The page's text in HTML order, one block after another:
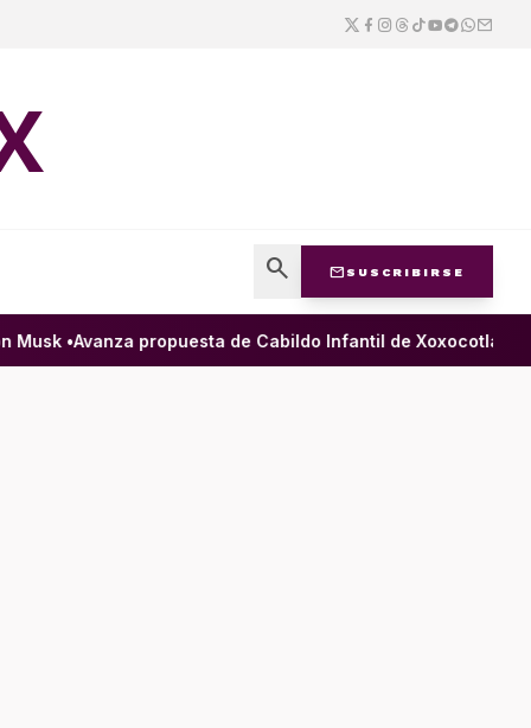
search mail SUSCRIBIRSE
•Avanza propuesta de Cabildo Infantil de Xoxocotlán